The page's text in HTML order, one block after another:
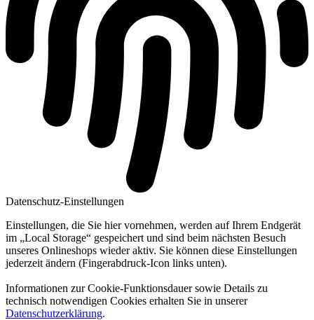
Datenschutz-Einstellungen
Einstellungen, die Sie hier vornehmen, werden auf Ihrem Endgerät
im „Local Storage“ gespeichert und sind beim nächsten Besuch
unseres Onlineshops wieder aktiv. Sie können diese Einstellungen
jederzeit ändern (Fingerabdruck-Icon links unten).
Informationen zur Cookie-Funktionsdauer sowie Details zu
technisch notwendigen Cookies erhalten Sie in unserer
Datenschutzerklärung.